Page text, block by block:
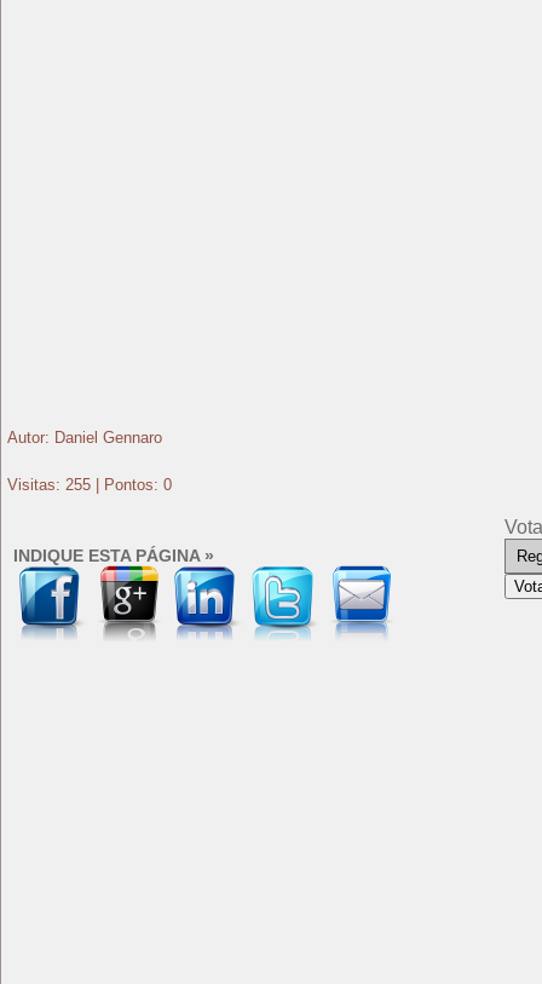
Autor: Daniel Gennaro
Visitas: 255 | Pontos: 0
INDIQUE ESTA PÁGINA »